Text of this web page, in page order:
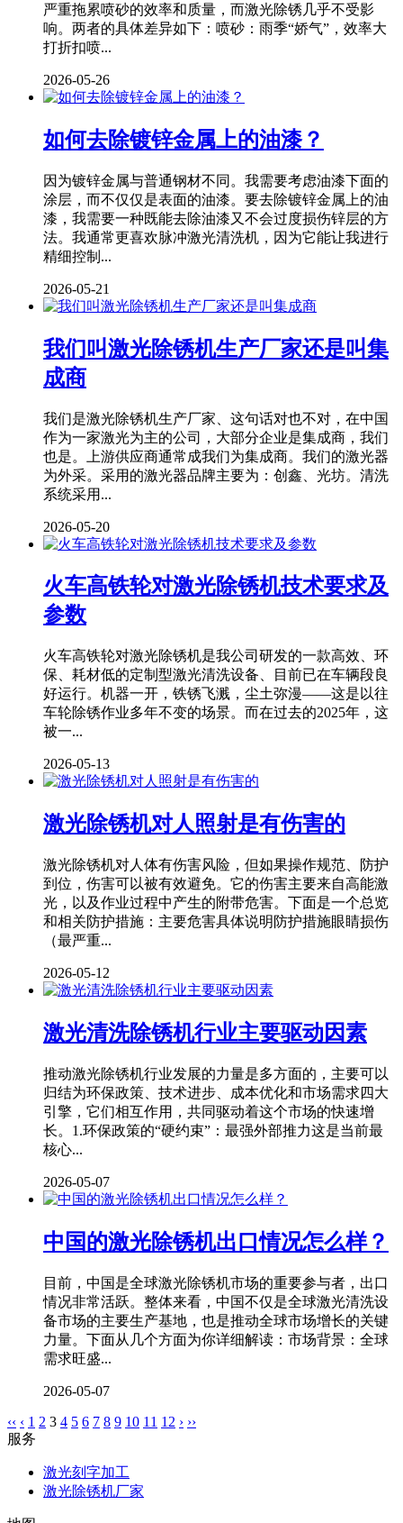
严重拖累喷砂的效率和质量，而激光除锈几乎不受影
响。两者的具体差异如下：喷砂：雨季“娇气”，效率大
打折扣喷...
2026-05-26
如何去除镀锌金属上的油漆？
因为镀锌金属与普通钢材不同。我需要考虑油漆下面的
涂层，而不仅仅是表面的油漆。要去除镀锌金属上的油
漆，我需要一种既能去除油漆又不会过度损伤锌层的方
法。我通常更喜欢脉冲激光清洗机，因为它能让我进行
精细控制...
2026-05-21
我们叫激光除锈机生产厂家还是叫集
成商
我们是激光除锈机生产厂家、这句话对也不对，在中国
作为一家激光为主的公司，大部分企业是集成商，我们
也是。上游供应商通常成我们为集成商。我们的激光器
为外采。采用的激光器品牌主要为：创鑫、光坊。清洗
系统采用...
2026-05-20
火车高铁轮对激光除锈机技术要求及
参数
火车高铁轮对激光除锈机是我公司研发的一款高效、环
保、耗材低的定制型激光清洗设备、目前已在车辆段良
好运行。机器一开，铁锈飞溅，尘土弥漫——这是以往
车轮除锈作业多年不变的场景。而在过去的2025年，这
被一...
2026-05-13
激光除锈机对人照射是有伤害的
激光除锈机对人体有伤害风险，但如果操作规范、防护
到位，伤害可以被有效避免。它的伤害主要来自高能激
光，以及作业过程中产生的附带危害。下面是一个总览
和相关防护措施：主要危害具体说明防护措施眼睛损伤
（最严重...
2026-05-12
激光清洗除锈机行业主要驱动因素
推动激光除锈机行业发展的力量是多方面的，主要可以
归结为环保政策、技术进步、成本优化和市场需求四大
引擎，它们相互作用，共同驱动着这个市场的快速增
长。1.环保政策的“硬约束”：最强外部推力这是当前最
核心...
2026-05-07
中国的激光除锈机出口情况怎么样？
目前，中国是全球激光除锈机市场的重要参与者，出口
情况非常活跃。整体来看，中国不仅是全球激光清洗设
备市场的主要生产基地，也是推动全球市场增长的关键
力量。下面从几个方面为你详细解读：市场背景：全球
需求旺盛...
2026-05-07
‹‹ ‹ 1 2 3 4 5 6 7 8 9 10 11 12 › ››
服务
激光刻字加工
激光除锈机厂家